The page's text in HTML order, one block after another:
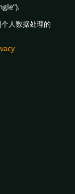
人数据处理的